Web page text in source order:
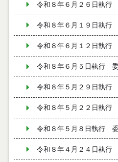
令和８年６月２６日執行
令和８年６月１９日執行
令和８年６月１２日執行
令和８年６月５日執行
令和８年５月２９日執行
令和８年５月２２日執行
令和８年５月８日執行
令和８年４月２４日執行